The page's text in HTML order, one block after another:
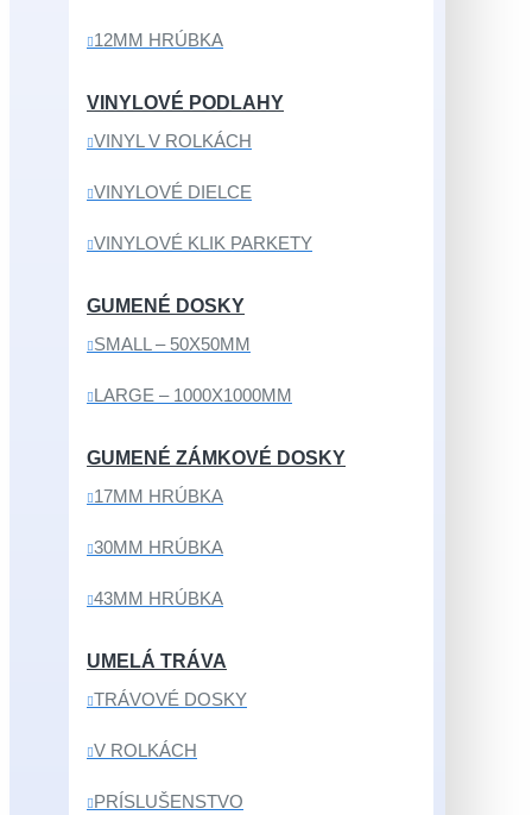
12MM HRÚBKA
VINYLOVÉ PODLAHY
VINYL V ROLKÁCH
VINYLOVÉ DIELCE
VINYLOVÉ KLIK PARKETY
GUMENÉ DOSKY
SMALL – 50X50MM
LARGE – 1000X1000MM
GUMENÉ ZÁMKOVÉ DOSKY
17MM HRÚBKA
30MM HRÚBKA
43MM HRÚBKA
UMELÁ TRÁVA
TRÁVOVÉ DOSKY
V ROLKÁCH
PRÍSLUŠENSTVO